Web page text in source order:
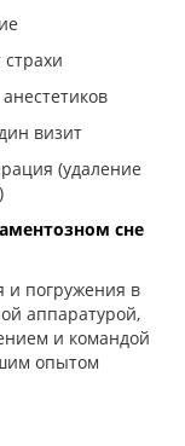
визит
(удаление
сне
и погружения в
аппаратурой,
и командой
опытом